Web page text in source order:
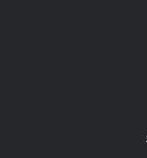
工业烘焙避坑指南
倾翻和面机有哪些
欧美佳倾翻和面
翻机构、电器元
你们的设备有质保
整套设备，自收